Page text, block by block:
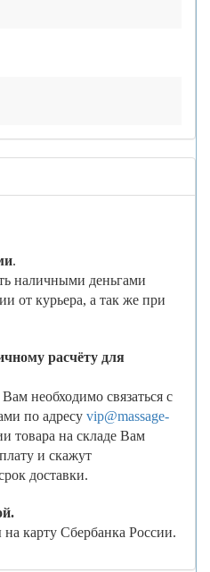
.
наличными деньгами
от курьера, а так же при
расчёту для
необходимо связаться с
по адресу vip@massage-
товара на складе Вам
и скажут
доставки.
карту Сбербанка России.